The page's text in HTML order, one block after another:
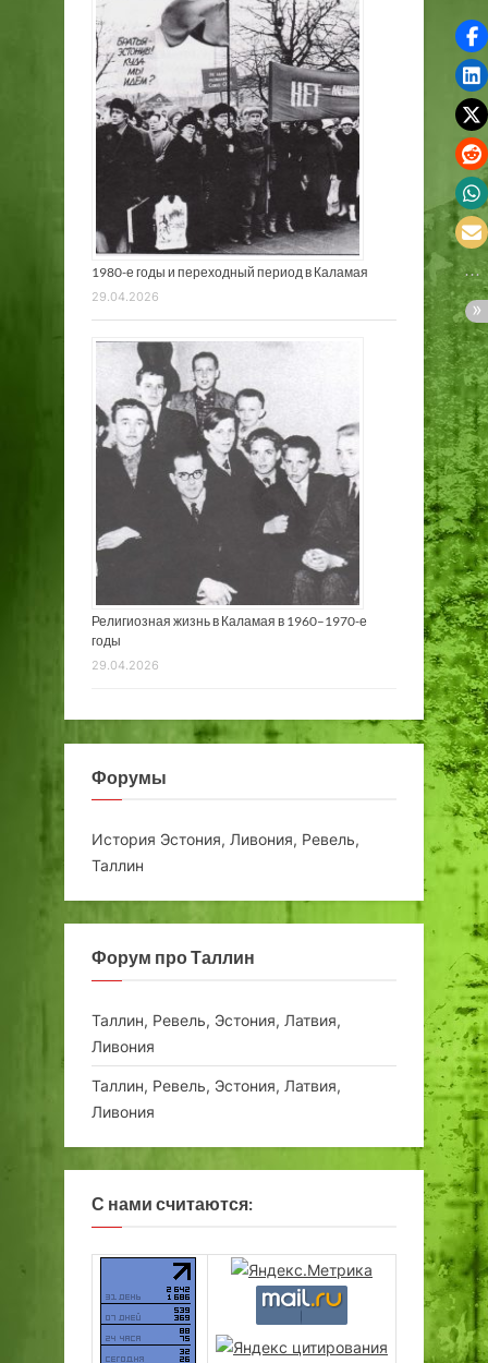
1980-е годы и переходный период в Каламая
29.04.2026
Религиозная жизнь в Каламая в 1960–1970-е
годы
29.04.2026
Форумы
История Эстония, Ливония, Ревель,
Таллин
Форум про Таллин
Таллин, Ревель, Эстония, Латвия,
Ливония
Таллин, Ревель, Эстония, Латвия,
Ливония
С нами считаются: